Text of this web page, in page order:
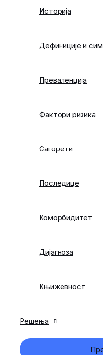
Историја
Дефиниције и
Преваленција
Фактори ризика
Сагорети
Последице
Коморбидитет
Дијагноза
Књижевност
Решења